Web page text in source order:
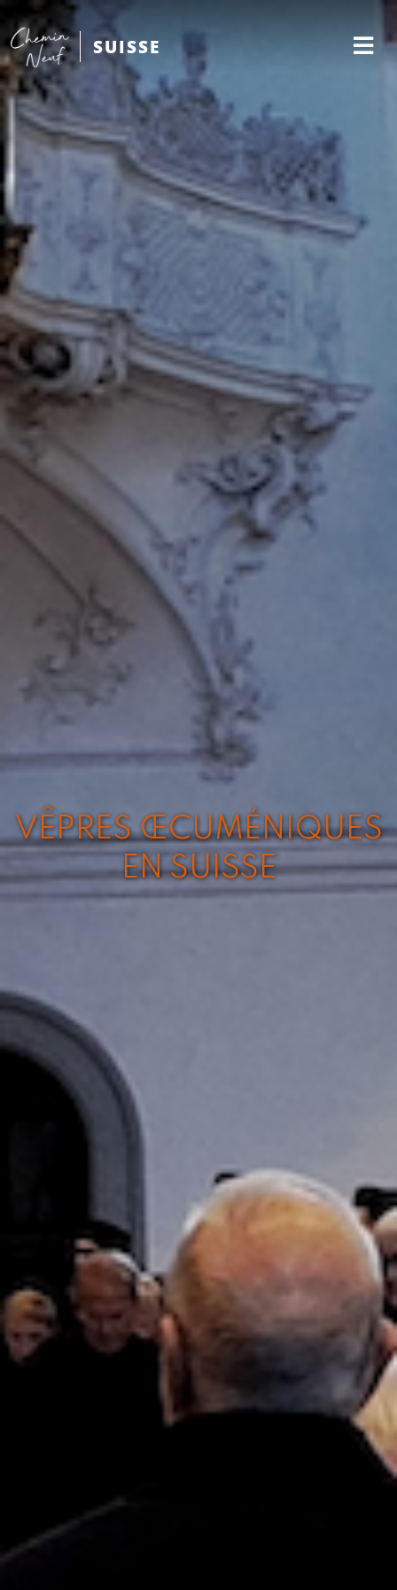
SUISSE
VÊPRES ŒCUMÉNIQUES
EN SUISSE